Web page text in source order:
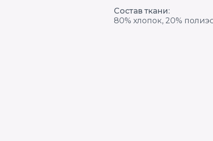
Состав ткани:
80% хлопок, 20%